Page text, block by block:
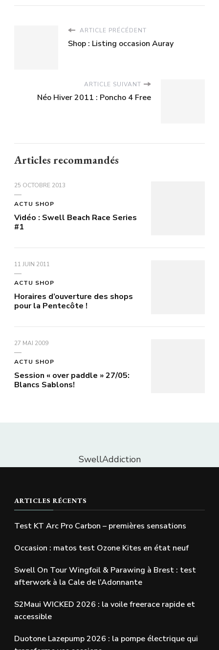
ARTICLE PRÉCÉDENT
Shop : Listing occasion Auray
ARTICLE SUIVANT
Néo Hiver 2011 : Poncho 4 Free
Articles recommandés
25 OCTOBRE 2013
ACTU SHOP
Vidéo : Swell Beach Race Series
#1
11 JUIN 2011
ACTU SHOP
Horaires d’ouverture des shops
pour la Pentecôte !
27 MAI 2009
ACTU SHOP
Session « over paddle » 27/05:
Blancs Sablons!
SwellAddiction
ARTICLES RÉCENTS
Test KT Arc Pro Carbon – premières sensations
Occasion : matos test Ozone Kites en état neuf
Swell On Tour Wingfoil & Parawing à Brest : test
afterwork à la Cale de l’Adonnante
S2Maui WICKED 2026 : la voile freerace rapide et
accessible
Duotone Lazepump 2026 : la pompe électrique qui